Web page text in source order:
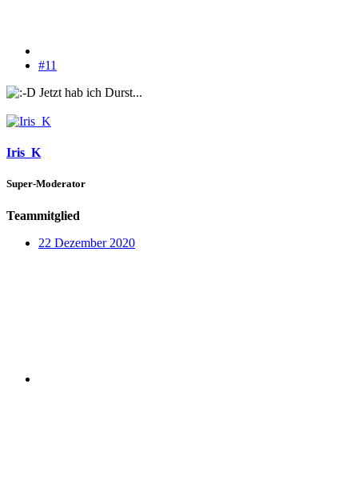
#11
Jetzt hab ich Durst...
Iris_K
Super-Moderator
Teammitglied
22 Dezember 2020